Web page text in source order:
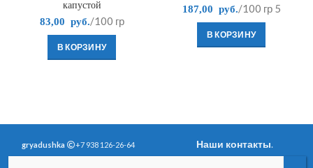
капустой
83,00 руб. /100 гр
В КОРЗИНУ
187,00 руб. /100 гр 5
В КОРЗИНУ
gryadushka +7 938 126-26-64 Наши контакты.